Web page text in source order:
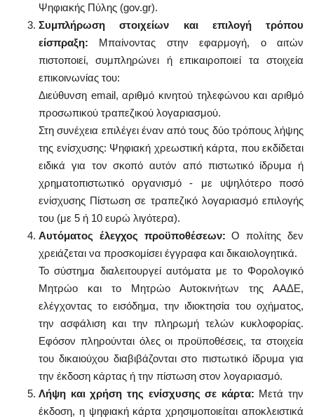
Ψηφιακής Πύλης (gov.gr).
Συμπλήρωση στοιχείων και επιλογή τρόπου
είσπραξη: Μπαίνοντας στην εφαρμογή, ο αιτών
πιστοποιεί, συμπληρώνει ή επικαιροποιεί τα στοιχεία
επικοινωνίας του:
Διεύθυνση email, αριθμό κινητού τηλεφώνου και αριθμό
προσωπικού τραπεζικού λογαριασμού.
Στη συνέχεια επιλέγει έναν από τους δύο τρόπους λήψης
της ενίσχυσης: Ψηφιακή χρεωστική κάρτα, που εκδίδεται
ειδικά για τον σκοπό αυτόν από πιστωτικό ίδρυμα ή
χρηματοπιστωτικό οργανισμό - με υψηλότερο ποσό
ενίσχυσης Πίστωση σε τραπεζικό λογαριασμό επιλογής
του (με 5 ή 10 ευρώ λιγότερα).
Αυτόματος έλεγχος προϋποθέσεων: Ο πολίτης δεν
χρειάζεται να προσκομίσει έγγραφα και δικαιολογητικά.
Το σύστημα διαλειτουργεί αυτόματα με το Φορολογικό
Μητρώο και το Μητρώο Αυτοκινήτων της ΑΑΔΕ,
ελέγχοντας το εισόδημα, την ιδιοκτησία του οχήματος,
την ασφάλιση και την πληρωμή τελών κυκλοφορίας.
Εφόσον πληρούνται όλες οι προϋποθέσεις, τα στοιχεία
του δικαιούχου διαβιβάζονται στο πιστωτικό ίδρυμα για
την έκδοση κάρτας ή την πίστωση στον λογαριασμό.
Λήψη και χρήση της ενίσχυσης σε κάρτα: Μετά την
έκδοση, η ψηφιακή κάρτα χρησιμοποιείται αποκλειστικά